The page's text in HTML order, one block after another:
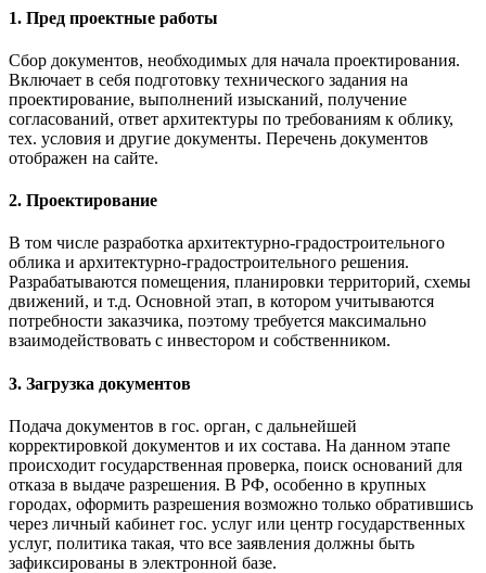
1. Пред проектные работы
Cбор документов, необходимых для начала проектирования.
Включает в себя подготовку технического задания на
проектирование, выполнений изысканий, получение
согласований, ответ архитектуры по требованиям к облику,
тех. условия и другие документы. Перечень документов
отображен на сайте.
2. Проектирование
В том числе разработка архитектурно-градостроительного
облика и архитектурно-градостроительного решения.
Разрабатываются помещения, планировки территорий, схемы
движений, и т.д. Основной этап, в котором учитываются
потребности заказчика, поэтому требуется максимально
взаимодействовать с инвестором и собственником.
3. Загрузка документов
Подача документов в гос. орган, с дальнейшей
корректировкой документов и их состава. На данном этапе
происходит государственная проверка, поиск оснований для
отказа в выдаче разрешения. В РФ, особенно в крупных
городах, оформить разрешения возможно только обратившись
через личный кабинет гос. услуг или центр государственных
услуг, политика такая, что все заявления должны быть
зафиксированы в электронной базе.